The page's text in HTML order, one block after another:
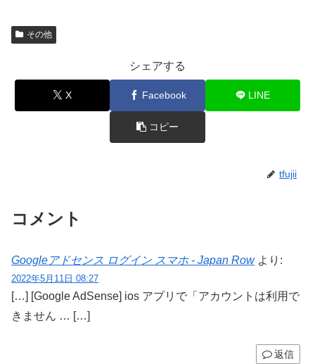
その他
シェアする
X Facebook LINE
コピー
tfujii
コメント
Googleアドセンス ログイン スマホ - Japan Row より:
2022年5月11日 08:27
[…] [Google AdSense] ios アプリで「アカウントは利用で
きません … […]
返信